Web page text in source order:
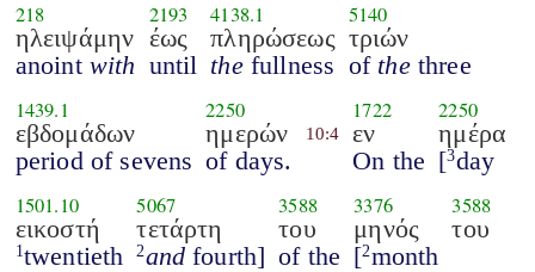
218
ηλειψάμην
anoint with
2193
έως
until
4138.1
πληρώσεως
thefullness
5140
τριών
of thethree
1439.1
εβδομάδων
period of sevens
2250
ημερών
of days.
10:4
1722
εν
On the
2250
ημέρα
[3day
1501.10
εικοστή
1 twentieth
5067
τετάρτη
2and fourth]
3588
του
of the
3376
μηνός
[2month
3588
του